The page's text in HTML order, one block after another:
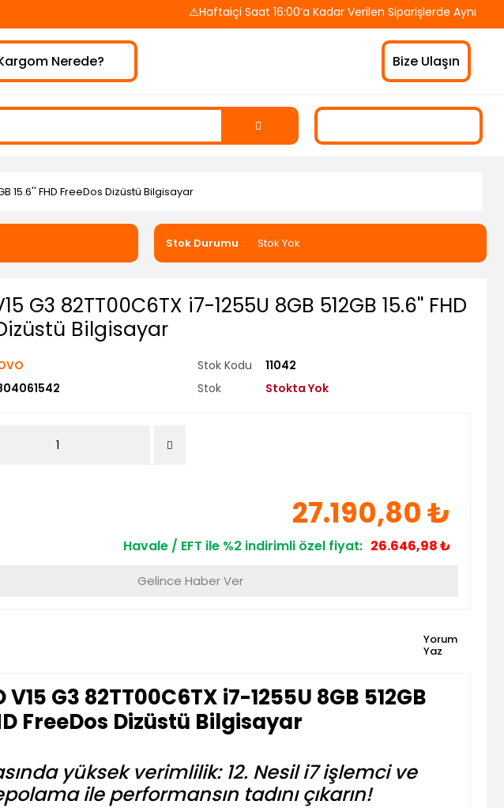
⚠️Haftaiçi Saat 16:00’a Kadar Verilen Siparişlerde Aynı Gün
Nerede? Bize Ulaşın
15.6'' FHD FreeDos Dizüstü Bilgisayar
Stok Durumu Stok Yok
G3 82TT00C6TX i7-1255U 8GB 512GB 15.6'' FHD
Bilgisayar
Stok Kodu
11042
Stok Stokta Yok
27.190,80 ₺
Havale / EFT ile %2 indirimli özel fiyat: 26.646,98 ₺
Gelince Haber Ver
Yorum
Yaz
V15 G3 82TT00C6TX i7-1255U 8GB 512GB
FreeDos Dizüstü Bilgisayar
yüksek verimlilik: 12. Nesil i7 işlemci ve
ile performansın tadını çıkarın!